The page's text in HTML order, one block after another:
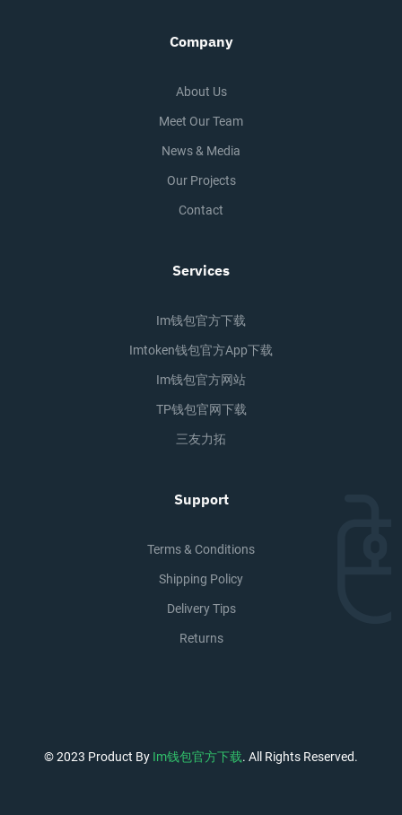
Company
About Us
Meet Our Team
News & Media
Our Projects
Contact
Services
Im钱包官方下载
Imtoken钱包官方app下载
Im钱包官方网站
TP钱包官网下载
三友力拓
Support
Terms & Conditions
Shipping Policy
Delivery Tips
Returns
© 2023 Product By Im钱包官方下载. All Rights Reserved.